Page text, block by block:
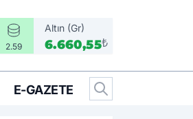
2.59
Altın (Gr)
6.660,55₺
E-GAZETE